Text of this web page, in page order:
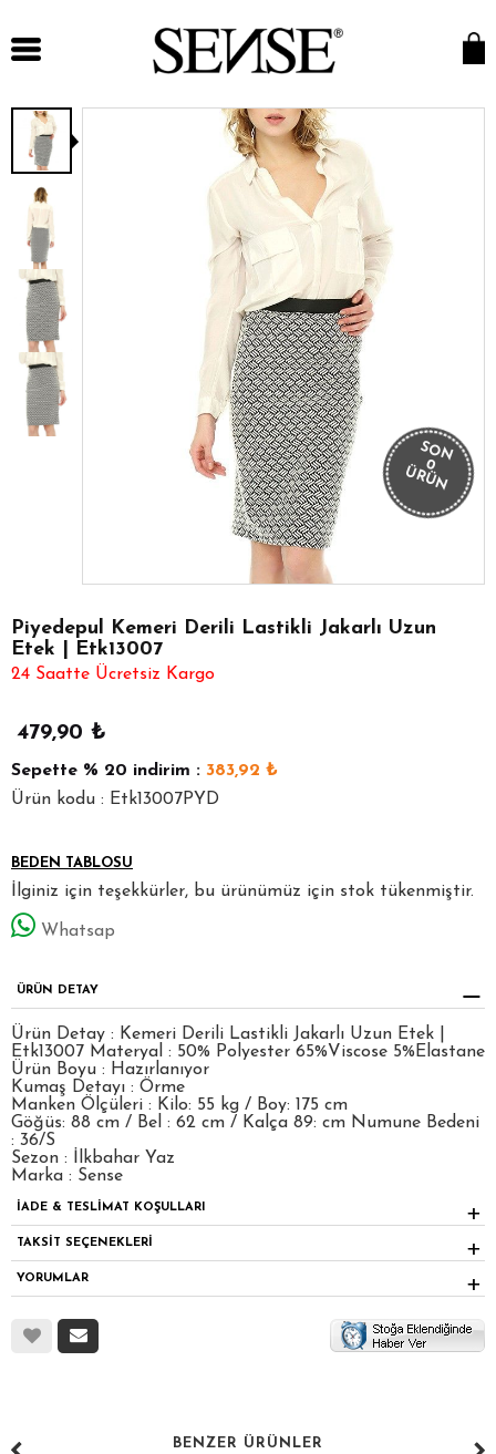
SON
0
ÜRÜN
Piyedepul Kemeri Derili Lastikli Jakarlı Uzun
Etek | Etk13007
24 Saatte Ücretsiz Kargo
479,90 ₺
Sepette % 20 indirim : 383,92 ₺
Ürün kodu : Etk13007PYD
BEDEN TABLOSU
İlginiz için teşekkürler, bu ürünümüz için stok tükenmiştir.
Whatsap
ÜRÜN DETAY
Ürün Detay : Kemeri Derili Lastikli Jakarlı Uzun Etek |
Etk13007 Materyal : 50% Polyester 65%Viscose 5%Elastane
Ürün Boyu : Hazırlanıyor
Kumaş Detayı : Örme
Manken Ölçüleri : Kilo: 55 kg / Boy: 175 cm
Göğüs: 88 cm / Bel : 62 cm / Kalça 89: cm Numune Bedeni
: 36/S
Sezon : İlkbahar Yaz
Marka : Sense
İADE & TESLİMAT KOŞULLARI
TAKSİT SEÇENEKLERİ
YORUMLAR
BENZER ÜRÜNLER